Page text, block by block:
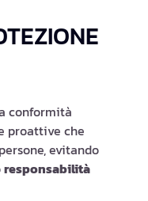
conformità
proattive che
evitando
responsabilità